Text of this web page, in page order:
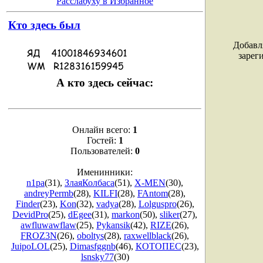
Кто здесь был
А кто здесь сейчас:
Онлайн всего: 1
Гостей: 1
Пользователей: 0
Именинники:
n1pa(31), ЗлаяКолбаса(51), X-MEN(30),
andreyPermb(28), KILFI(28), FAntom(28),
Finder(23), Kon(32), vadya(28), Lolguspro(26),
DevidPro(25), dEgee(31), markon(50), sliker(27),
awfluwawflaw(25), Pykansik(42), RIZE(26),
FROZ3N(26), oboltys(28), raxwellblack(26),
JuipoLOL(25), Dimasfggnb(46), КОТОПЕС(23),
lsnsky77(30)